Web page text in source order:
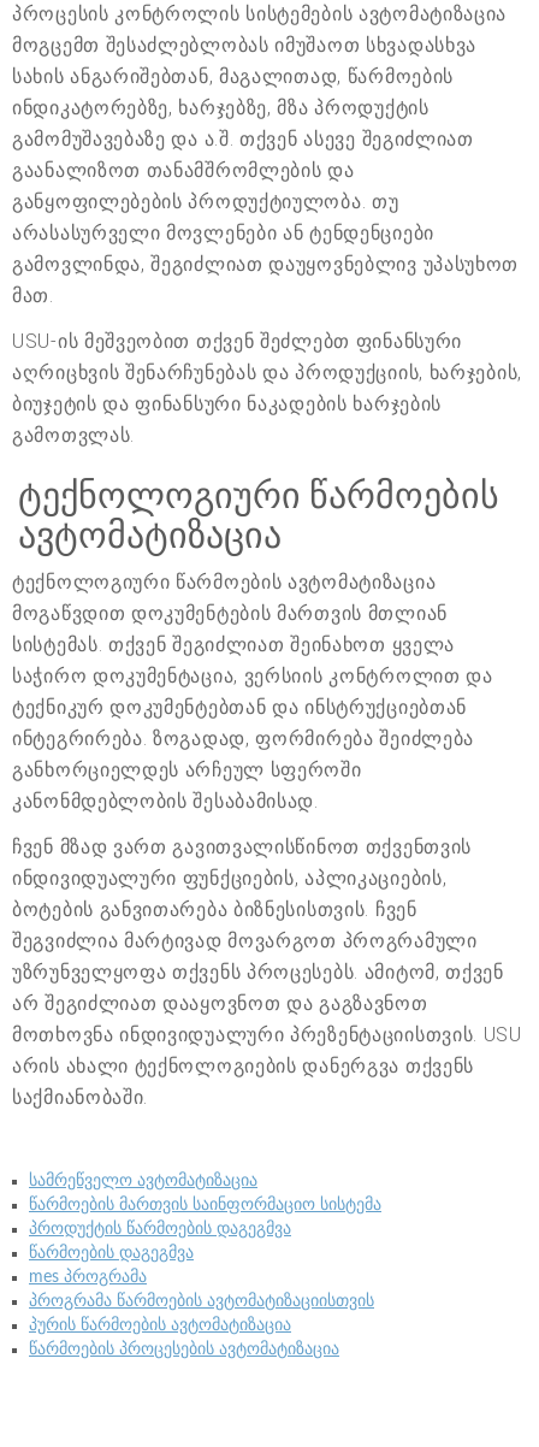
პროცესის კონტროლის სისტემების ავტომატიზაცია
მოგცემთ შესაძლებლობას იმუშაოთ სხვადასხვა
სახის ანგარიშებთან, მაგალითად, წარმოების
ინდიკატორებზე, ხარჯებზე, მზა პროდუქტის
გამომუშავებაზე და ა.შ. თქვენ ასევე შეგიძლიათ
გაანალიზოთ თანამშრომლების და
განყოფილებების პროდუქტიულობა. თუ
არასასურველი მოვლენები ან ტენდენციები
გამოვლინდა, შეგიძლიათ დაუყოვნებლივ უპასუხოთ
მათ.
USU-ის მეშვეობით თქვენ შეძლებთ ფინანსური
აღრიცხვის შენარჩუნებას და პროდუქციის, ხარჯების,
ბიუჯეტის და ფინანსური ნაკადების ხარჯების
გამოთვლას.
ტექნოლოგიური წარმოების
ავტომატიზაცია
ტექნოლოგიური წარმოების ავტომატიზაცია
მოგაწვდით დოკუმენტების მართვის მთლიან
სისტემას. თქვენ შეგიძლიათ შეინახოთ ყველა
საჭირო დოკუმენტაცია, ვერსიის კონტროლით და
ტექნიკურ დოკუმენტებთან და ინსტრუქციებთან
ინტეგრირება. ზოგადად, ფორმირება შეიძლება
განხორციელდეს არჩეულ სფეროში
კანონმდებლობის შესაბამისად.
ჩვენ მზად ვართ გავითვალისწინოთ თქვენთვის
ინდივიდუალური ფუნქციების, აპლიკაციების,
ბოტების განვითარება ბიზნესისთვის. ჩვენ
შეგვიძლია მარტივად მოვარგოთ პროგრამული
უზრუნველყოფა თქვენს პროცესებს. ამიტომ, თქვენ
არ შეგიძლიათ დააყოვნოთ და გაგზავნოთ
მოთხოვნა ინდივიდუალური პრეზენტაციისთვის. USU
არის ახალი ტექნოლოგიების დანერგვა თქვენს
საქმიანობაში.
სამრეწველო ავტომატიზაცია
წარმოების მართვის საინფორმაციო სისტემა
პროდუქტის წარმოების დაგეგმვა
წარმოების დაგეგმვა
mes პროგრამა
პროგრამა წარმოების ავტომატიზაციისთვის
პურის წარმოების ავტომატიზაცია
წარმოების პროცესების ავტომატიზაცია